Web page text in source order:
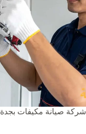
شركة صيانة مكيفات بجدة